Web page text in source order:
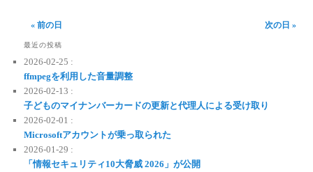
« 前の日 次の日 »
最近の投稿
2026-02-25 :
ffmpegを利用した音量調整
2026-02-13 :
子どものマイナンバーカードの更新と代理人による受け取り
2026-02-01 :
Microsoftアカウントが乗っ取られた
2026-01-29 :
「情報セキュリティ10大脅威 2026」が公開